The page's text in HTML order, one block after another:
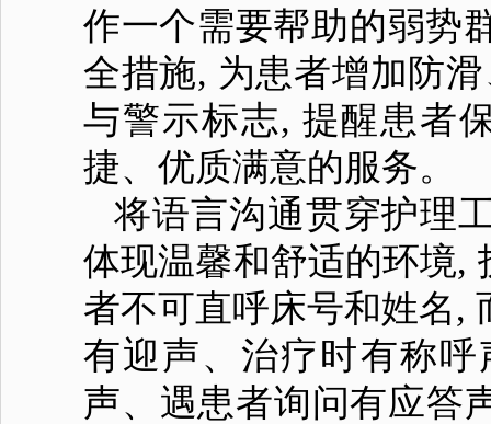
作一个需要帮助的弱势
全措施, 为患者增加防
与警示标志, 提醒患者
捷、优质满意的服务。
将语言沟通贯穿护理
体现温馨和舒适的环境,
者不可直呼床号和姓名,
有迎声、治疗时有称
声、遇患者询问有应答